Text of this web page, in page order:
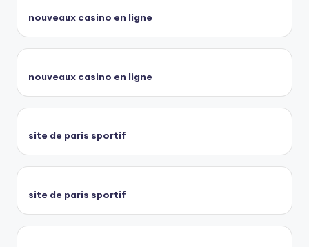
nouveaux casino en ligne
nouveaux casino en ligne
site de paris sportif
site de paris sportif